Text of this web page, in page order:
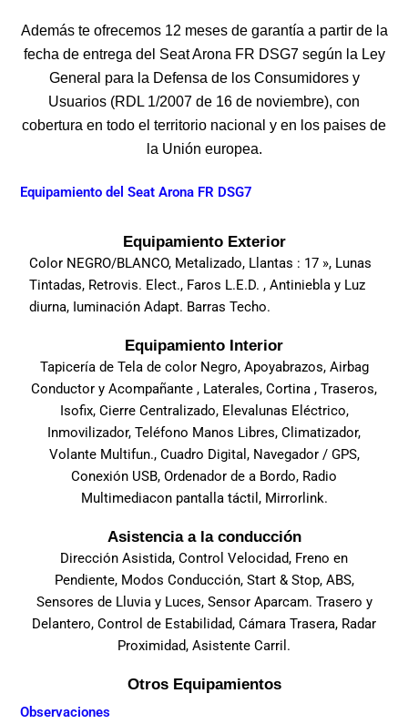
Además te ofrecemos 12 meses de garantía a partir de la
fecha de entrega del Seat Arona FR DSG7 según la Ley
General para la Defensa de los Consumidores y
Usuarios (RDL 1/2007 de 16 de noviembre), con
cobertura en todo el territorio nacional y en los paises de
la Unión europea.
Equipamiento del Seat Arona FR DSG7
Equipamiento Exterior
Color NEGRO/BLANCO, Metalizado, Llantas : 17 », Lunas
Tintadas, Retrovis. Elect., Faros L.E.D. , Antiniebla y Luz
diurna, Iuminación Adapt. Barras Techo.
Equipamiento Interior
Tapicería de Tela de color Negro, Apoyabrazos, Airbag
Conductor y Acompañante , Laterales, Cortina , Traseros,
Isofix, Cierre Centralizado, Elevalunas Eléctrico,
Inmovilizador, Teléfono Manos Libres, Climatizador,
Volante Multifun., Cuadro Digital, Navegador / GPS,
Conexión USB, Ordenador de a Bordo, Radio
Multimediacon pantalla táctil, Mirrorlink.
Asistencia a la conducción
Dirección Asistida, Control Velocidad, Freno en
Pendiente, Modos Conducción, Start & Stop, ABS,
Sensores de Lluvia y Luces, Sensor Aparcam. Trasero y
Delantero, Control de Estabilidad, Cámara Trasera, Radar
Proximidad, Asistente Carril.
Otros Equipamientos
Observaciones